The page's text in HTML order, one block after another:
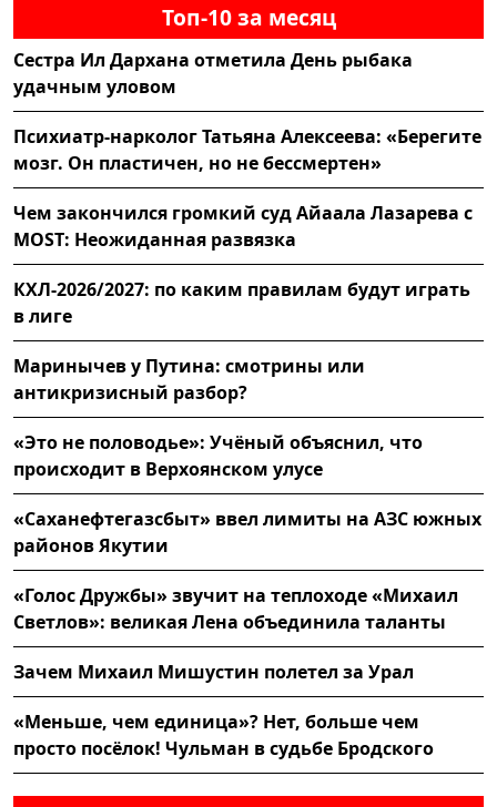
Топ-10 за месяц
Сестра Ил Дархана отметила День рыбака
удачным уловом
Психиатр-нарколог Татьяна Алексеева: «Берегите
мозг. Он пластичен, но не бессмертен»
Чем закончился громкий суд Айаала Лазарева с
MOST: Неожиданная развязка
КХЛ-2026/2027: по каким правилам будут играть
в лиге
Маринычев у Путина: смотрины или
антикризисный разбор?
«Это не половодье»: Учёный объяснил, что
происходит в Верхоянском улусе
«Саханефтегазсбыт» ввел лимиты на АЗС южных
районов Якутии
«Голос Дружбы» звучит на теплоходе «Михаил
Светлов»: великая Лена объединила таланты
Зачем Михаил Мишустин полетел за Урал
«Меньше, чем единица»? Нет, больше чем
просто посёлок! Чульман в судьбе Бродского